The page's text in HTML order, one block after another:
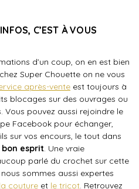
C’EST À VOUS
d’un coup, on en est bien
Super Chouette on ne vous
après-vente est toujours à
blocages sur des ouvrages ou
pouvez aussi rejoindre le
Facebook pour échanger,
sur vos encours, le tout dans
bon esprit. Une vraie
parlé du crochet sur cette
sommes aussi expertes
la couture et le tricot. Retrouvez